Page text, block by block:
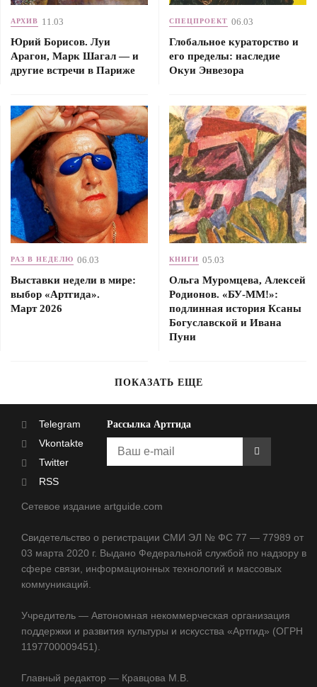
АРХИВ 11.03
Юрий Борисов. Луи
Арагон, Марк Шагал — и
другие встречи в Париже
СПЕЦПРОЕКТ 06.03
Глобальное кураторство и
его пределы: наследие
Окуи Энвезора
РАЗ В НЕДЕЛЮ 06.03
Выставки недели в мире:
выбор «Артгида».
Март 2026
КНИГИ 05.03
Ольга Муромцева, Алексей
Родионов. «БУ-ММ!»:
подлинная история Ксаны
Богуславской и Ивана
Пуни
ПОКАЗАТЬ ЕЩЕ
Telegram
Vkontakte
Twitter
RSS
Рассылка Артгида
Сетевое издание artguide.com
Свидетельство о регистрации СМИ ЭЛ № ФС 77 — 77989 от
03 марта 2020 г. Выдано Федеральной службой по надзору в
сфере связи, информационных технологий и массовых
коммуникаций.
Учредитель — Автономная некоммерческая организация
поддержки и развития культуры и искусства «Артгид» (ОГРН
1197700009451).
Главный редактор — Кравцова М.В.